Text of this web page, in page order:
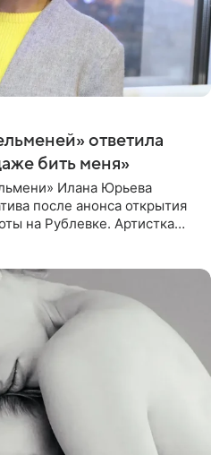
ответила
бить меня»
Илана Юрьева
после анонса открытия
на Рублевке. Артистка